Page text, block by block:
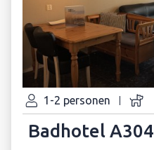
1-2 personen
Badhotel A304